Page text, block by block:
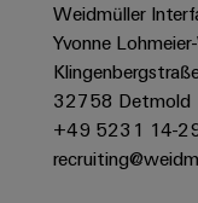
&
Lösungen
für
die
Wasser-
Werkzeuge
Automaten
Software
Weidmüller
Yvonne
32758 Detmold
+49 5231 14-